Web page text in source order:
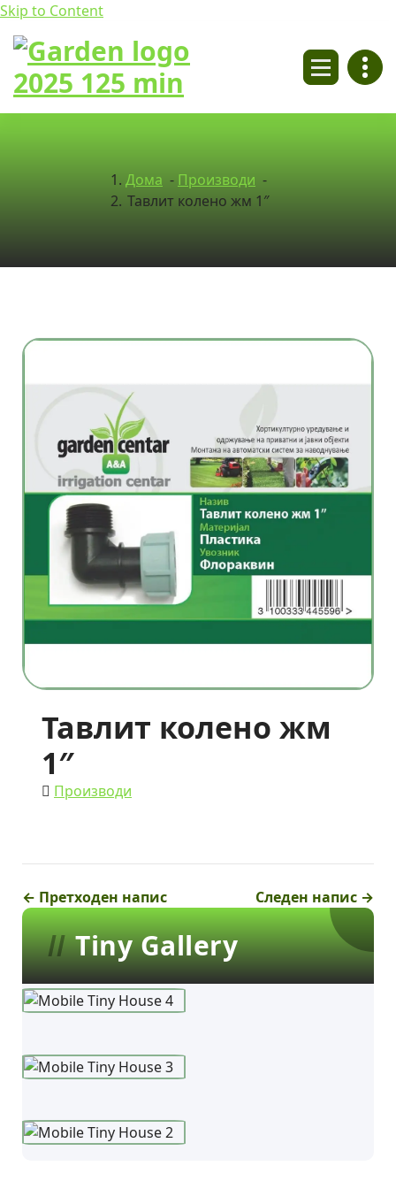
Skip to Content
Дома - Производи -
Тавлит колено жм 1″
Тавлит колено жм
1″
Производи
← Претходен напис Следен напис →
Tiny Gallery